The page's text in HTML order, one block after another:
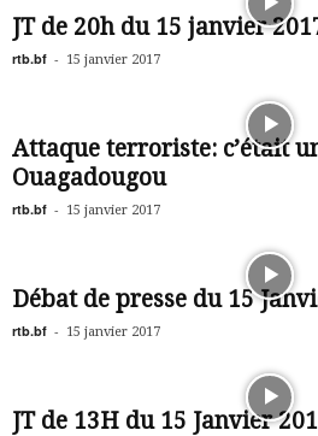
JT de 20h du 15 janvier
rtb.bf - 15 janvier 2017
Attaque terroriste: c’était
Ouagadougou
rtb.bf - 15 janvier 2017
Débat de presse du 15
rtb.bf - 15 janvier 2017
JT de 13H du 15 Janvier